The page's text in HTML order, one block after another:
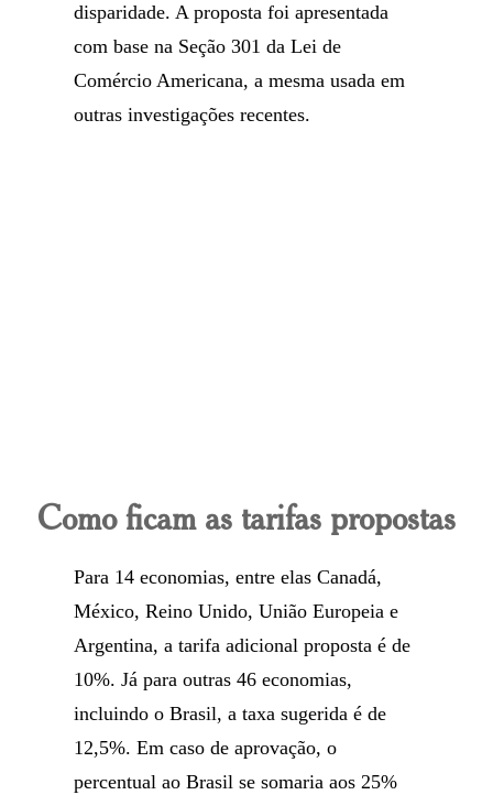
disparidade. A proposta foi apresentada
com base na Seção 301 da Lei de
Comércio Americana, a mesma usada em
outras investigações recentes.
Como ficam as tarifas propostas
Para 14 economias, entre elas Canadá,
México, Reino Unido, União Europeia e
Argentina, a tarifa adicional proposta é de
10%. Já para outras 46 economias,
incluindo o Brasil, a taxa sugerida é de
12,5%. Em caso de aprovação, o
percentual ao Brasil se somaria aos 25%